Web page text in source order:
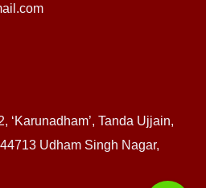
‘Karunadham’, Tanda Ujjain,
Udham Singh Nagar,